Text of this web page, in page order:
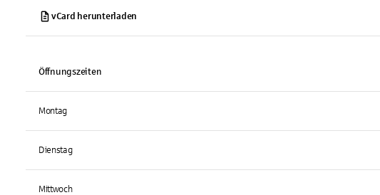
vCard herunterladen
Öffnungszeiten
Montag
Dienstag
Mittwoch